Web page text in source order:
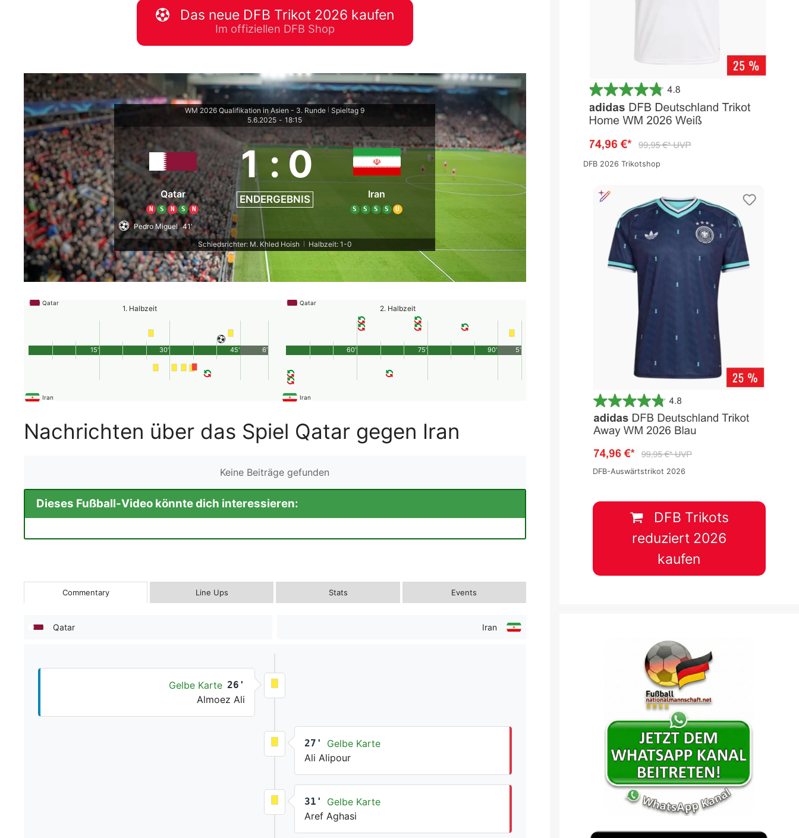
WM 2026 Spielplan Excel – kostenlos
downloaden & automatisch ausfüllen
Das neue DFB Trikot 2026 kaufen
Im offiziellen DFB Shop
WM 2026 Qualifikation in Asien - 3. Runde
Spieltag 9
5.6.2025 - 18:15
Qatar
N S N S N
1 :0
ENDERGEBNIS Iran
S S S S U
Pedro Miguel 41'
Schiedsrichter: M. Khled Hoish
Halbzeit: 1-0
Qatar
1. Halbzeit
Iran
45'
15' 30' 6'
Qatar
2. Halbzeit
Iran
90'
60' 75' 5'
Nachrichten über das Spiel Qatar gegen Iran
Keine Beiträge gefunden
Dieses Fußball-Video könnte dich interessieren:
Commentary Line Ups Stats Events
Qatar Iran
Gelbe Karte 26'
Almoez Ali
27'
Gelbe Karte
Ali Alipour
31'
Gelbe Karte
Aref Aghasi
DFB 2026 Trikotshop
DFB-Auswärtstrikot 2026
DFB Trikots
reduziert 2026
kaufen